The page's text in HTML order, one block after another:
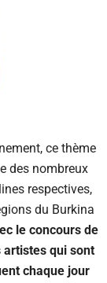
ce thème
des nombreux
respectives,
du Burkina
le concours de
artistes qui sont
chaque jour